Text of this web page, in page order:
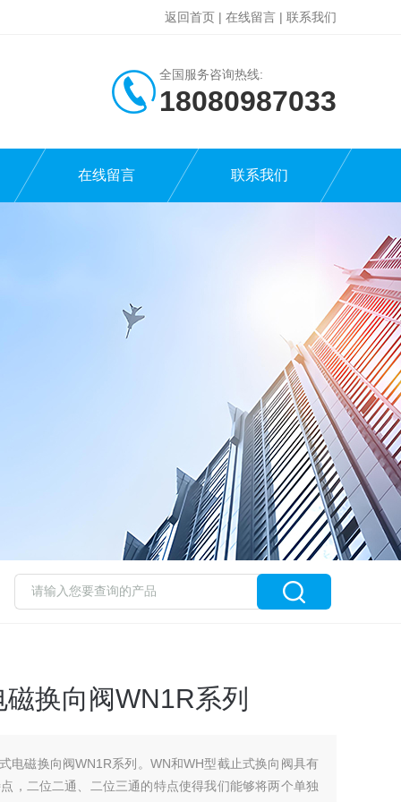
返回首页 | 在线留言 | 联系我们
全国服务咨询热线:
18080987033
在线留言 联系我们
换向阀WN1R系列
电磁换向阀WN1R系列。WN和WH型截止式换向阀具有
，二位二通、二位三通的特点使得我们能够将两个单独